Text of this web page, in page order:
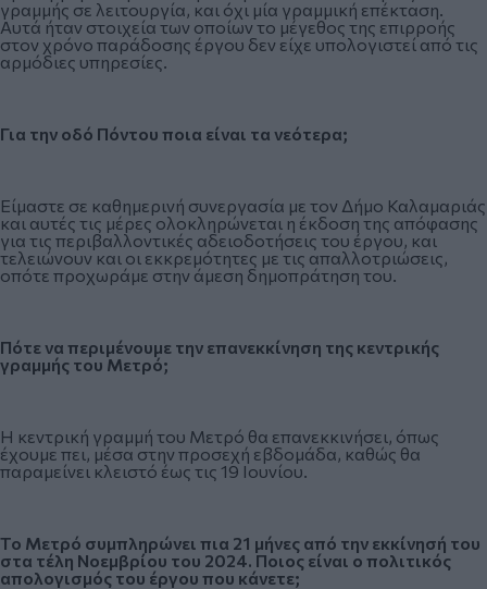
γραμμής σε λειτουργία, και όχι μία γραμμική επέκταση.
Αυτά ήταν στοιχεία των οποίων το μέγεθος της επιρροής
στον χρόνο παράδοσης έργου δεν είχε υπολογιστεί από τις
αρμόδιες υπηρεσίες.
Για την οδό Πόντου ποια είναι τα νεότερα;
Είμαστε σε καθημερινή συνεργασία με τον Δήμο Καλαμαριάς
και αυτές τις μέρες ολοκληρώνεται η έκδοση της απόφασης
για τις περιβαλλοντικές αδειοδοτήσεις του έργου, και
τελειώνουν και οι εκκρεμότητες με τις απαλλοτριώσεις,
οπότε προχωράμε στην άμεση δημοπράτηση του.
Πότε να περιμένουμε την επανεκκίνηση της κεντρικής
γραμμής του Μετρό;
Η κεντρική γραμμή του Μετρό θα επανεκκινήσει, όπως
έχουμε πει, μέσα στην προσεχή εβδομάδα, καθώς θα
παραμείνει κλειστό έως τις 19 Ιουνίου.
Το Μετρό συμπληρώνει πια 21 μήνες από την εκκίνησή του
στα τέλη Νοεμβρίου του 2024. Ποιος είναι ο πολιτικός
απολογισμός του έργου που κάνετε;